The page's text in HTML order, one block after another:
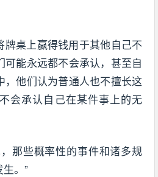
牌桌上赢得钱用于其他自己不
能永远都不会承认，甚至自
，他们认为普通人也不擅长这
会承认自己在某件事上的无
那些概率性的事件和诸多规
。”